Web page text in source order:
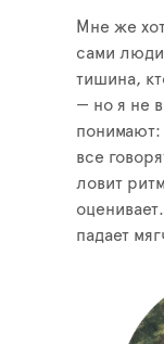
Мне же
сами
тишина,
— но я не
понимают:
все
ловит
падает